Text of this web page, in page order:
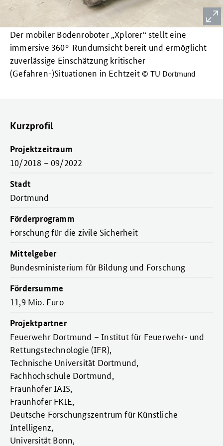
Der mobiler Bodenroboter „Xplorer“ stellt eine
immersive 360°-Rundumsicht bereit und ermöglicht
zuverlässige Einschätzung kritischer
(Gefahren-)Situationen in Echtzeit © TU Dortmund
Kurzprofil
Projektzeitraum
10/2018 – 09/2022
Stadt
Dortmund
Förderprogramm
Forschung für die zivile Sicherheit
Mittelgeber
Bundesministerium für Bildung und Forschung
Fördersumme
11,9 Mio. Euro
Projektpartner
Feuerwehr Dortmund – Institut für Feuerwehr- und
Rettungstechnologie (IFR),
Technische Universität Dortmund,
Fachhochschule Dortmund,
Fraunhofer IAIS,
Fraunhofer FKIE,
Deutsche Forschungszentrum für Künstliche
Intelligenz,
Universität Bonn,